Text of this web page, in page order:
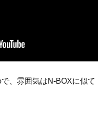
、雰囲気はN-BOXに似て